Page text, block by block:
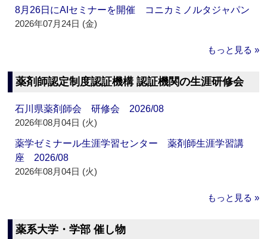
8月26日にAIセミナーを開催 コニカミノルタジャパン
2026年07月24日 (金)
もっと見る »
薬剤師認定制度認証機構 認証機関の生涯研修会
石川県薬剤師会 研修会 2026/08
2026年08月04日 (火)
薬学ゼミナール生涯学習センター 薬剤師生涯学習講
座 2026/08
2026年08月04日 (火)
もっと見る »
薬系大学・学部 催し物